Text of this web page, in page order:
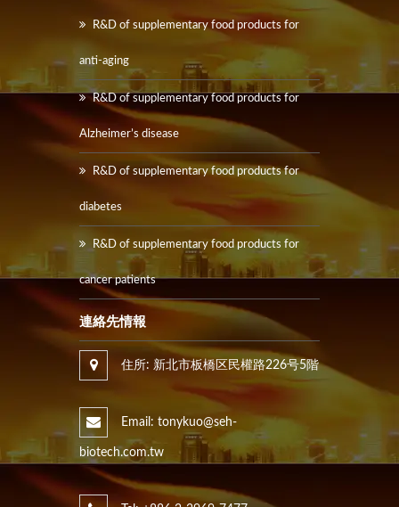
R&D of supplementary food products for
anti-aging
R&D of supplementary food products for
Alzheimer’s disease
R&D of supplementary food products for
diabetes
R&D of supplementary food products for
cancer patients
連絡先情報
住所: 新北市板橋区民權路226号5階
Email: tonykuo@seh-
biotech.com.tw